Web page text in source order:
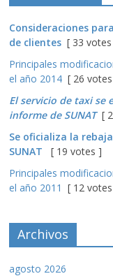
Consideraciones
de clientes [ 33
Principales
el año 2014 [ 26
El servicio de taxi se
informe de SUNAT[
Se oficializa la
SUNAT
[ 19 votes ]
Principales
el año 2011 [ 12
Archivos
agosto 2026